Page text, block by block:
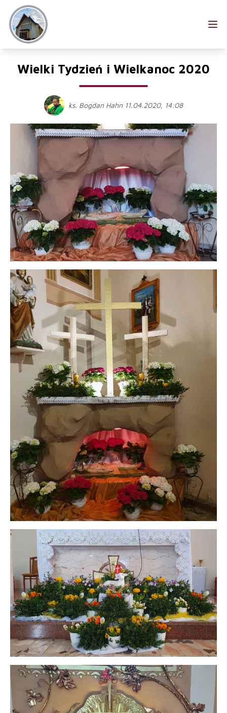
Wielki Tydzień i Wielkanoc 2020
ks. Bogdan Hahn 11.04.2020, 14:08